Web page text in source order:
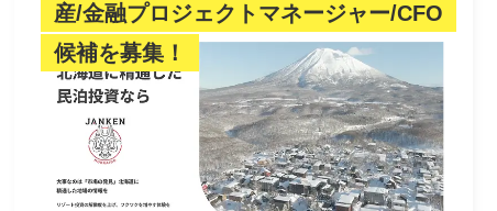
産/金融プロジェクトマネージャー/CFO
候補を募集！